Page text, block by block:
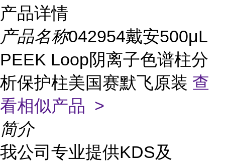
产品详情
产品名称042954戴安500μL
PEEK Loop阴离子色谱柱分
析保护柱美国赛默飞原装 查
看相似产品 >
简介
我公司专业提供KDS及